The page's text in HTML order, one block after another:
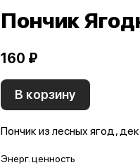
Пончик
160 ₽
В корзину
Пончик из лесных ягод,
Энерг. ценность